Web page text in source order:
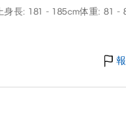
身長: 181 - 185cm体重: 81 -